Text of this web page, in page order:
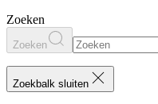
Zoeken
Zoeken
Zoekbalk sluiten